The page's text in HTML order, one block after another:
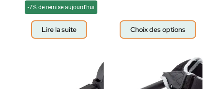
-7% de remise aujourd'hui
Lire la suite Choix des options